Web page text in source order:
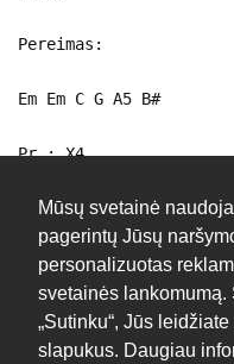
Mūsų svetainė
pagerintų Jūsų
personalizuotas
svetainės lankomumą.
„Sutinku“, Jūs
slapukus. Daugiau
Pereimas:
Em Em C G A5 B#
Pr.: X4
Rašyti atsakymą...